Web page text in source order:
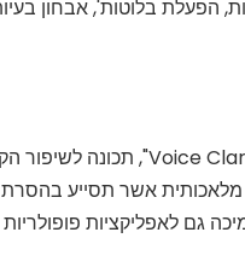
מלאכותית אשר תסייע